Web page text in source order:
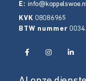
E:
KVK 08086965
BTW nummer